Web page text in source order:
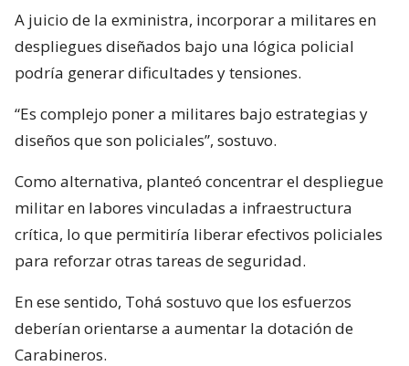
A juicio de la exministra, incorporar a militares en
despliegues diseñados bajo una lógica policial
podría generar dificultades y tensiones.
“Es complejo poner a militares bajo estrategias y
diseños que son policiales”, sostuvo.
Como alternativa, planteó concentrar el despliegue
militar en labores vinculadas a infraestructura
crítica, lo que permitiría liberar efectivos policiales
para reforzar otras tareas de seguridad.
En ese sentido, Tohá sostuvo que los esfuerzos
deberían orientarse a aumentar la dotación de
Carabineros.